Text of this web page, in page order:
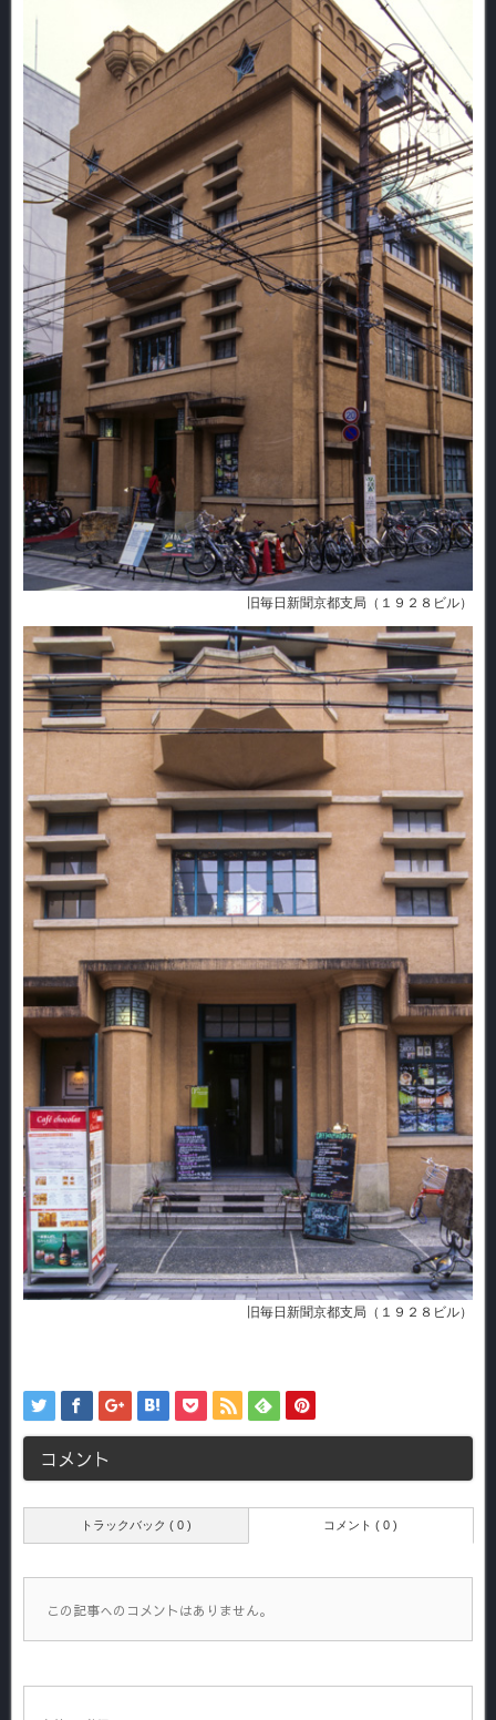
旧毎日新聞京都支局（１９２８ビル）
旧毎日新聞京都支局（１９２８ビル）
コメント
トラックバック ( 0 ) コメント ( 0 )
この記事へのコメントはありません。